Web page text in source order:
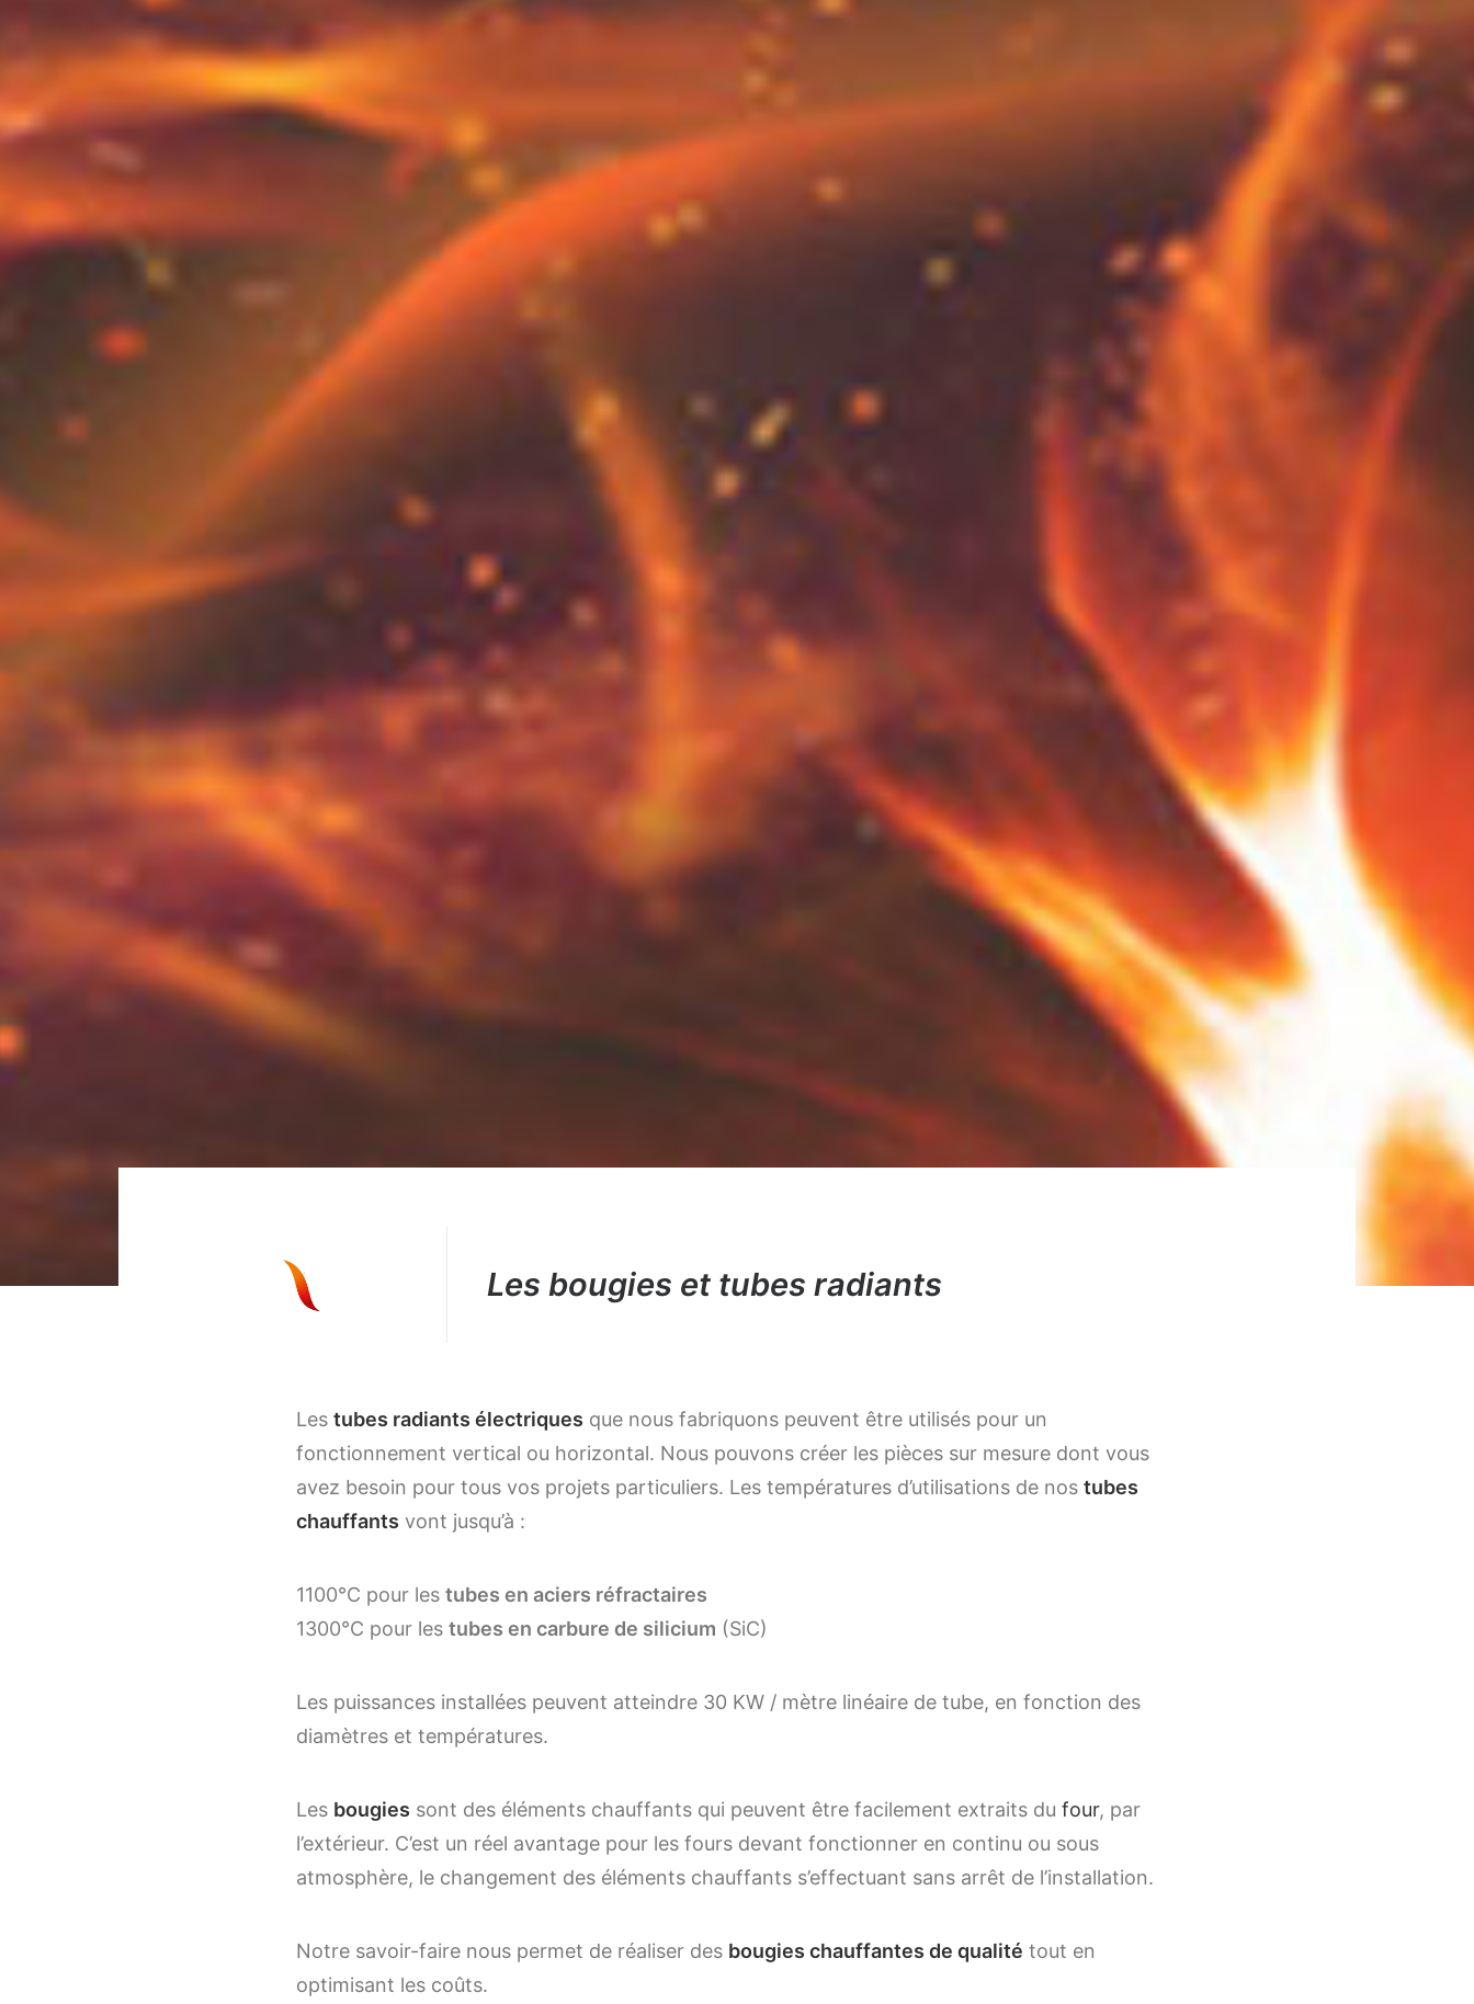
Les bougies et tubes radiants
Les tubes radiants électriques que nous fabriquons peuvent être utilisés pour un
fonctionnement vertical ou horizontal. Nous pouvons créer les pièces sur mesure dont vous
avez besoin pour tous vos projets particuliers. Les températures d’utilisations de nos tubes
chauffants vont jusqu’à :
1100°C pour les tubes en aciers réfractaires
1300°C pour les tubes en carbure de silicium (SiC)
Les puissances installées peuvent atteindre 30 KW / mètre linéaire de tube, en fonction des
diamètres et températures.
Les bougies sont des éléments chauffants qui peuvent être facilement extraits du four, par
l’extérieur. C’est un réel avantage pour les fours devant fonctionner en continu ou sous
atmosphère, le changement des éléments chauffants s’effectuant sans arrêt de l’installation.
Notre savoir-faire nous permet de réaliser des bougies chauffantes de qualité tout en
optimisant les coûts.